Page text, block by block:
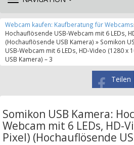
Webcam kaufen: Kaufberatung für Webcams
Hochauflösende USB-Webcam mit 6 LEDs,
(Hochauflösende USB Kamera) » Somikon
USB-Webcam mit 6 LEDs, HD-Video (1280 x
USB Kamera) – 3
Teilen
Somikon USB Kamera:
Webcam mit 6 LEDs, HD-
Pixel) (Hochauflösende